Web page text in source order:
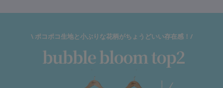
\ ポコポコ生地と小ぶりな花柄がちょうどいい存在感！/